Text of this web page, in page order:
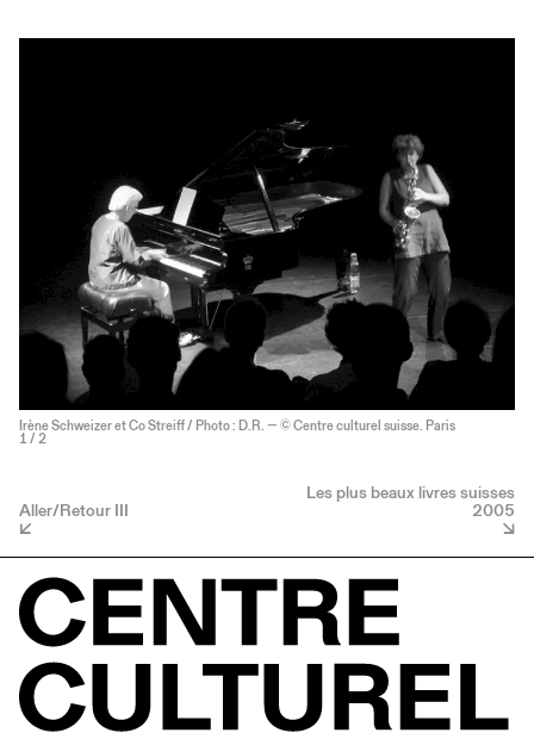
Irène Schweizer et Co Streiff / Photo : D.R. — © Centre culturel suisse. Paris
1 / 2
Aller/Retour III
Les plus beaux livres suisses
2005